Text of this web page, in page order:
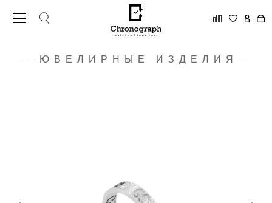
ЮВЕЛИРНЫЕ ИЗДЕЛИЯ